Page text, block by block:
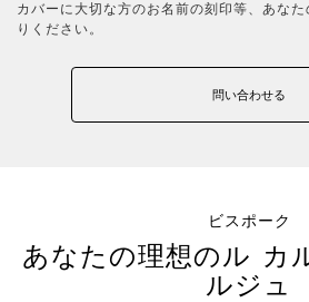
カバーに大切な方のお名前の刻印等、あな
りください。
問い合わせる
ビスポーク
あなたの理想のル カ
ルジュ